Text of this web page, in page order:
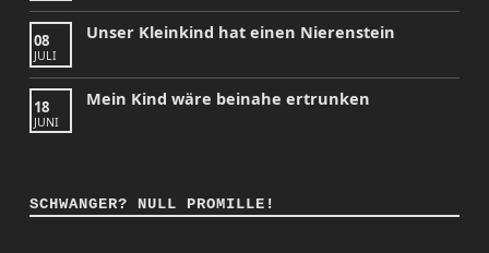
08
JULI
Unser Kleinkind hat einen Nierenstein
18
JUNI
Mein Kind wäre beinahe ertrunken
SCHWANGER? NULL PROMILLE!